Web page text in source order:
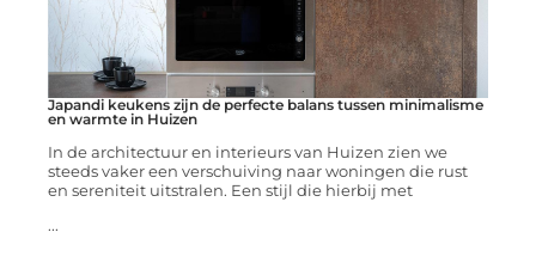
Japandi keukens zijn de perfecte balans tussen minimalisme
en warmte in Huizen
In de architectuur en interieurs van Huizen zien we
steeds vaker een verschuiving naar woningen die rust
en sereniteit uitstralen. Een stijl die hierbij met
...